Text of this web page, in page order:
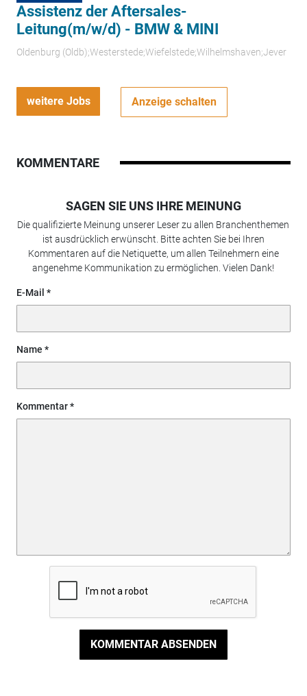
Assistenz der Aftersales-
Leitung(m/w/d) - BMW & MINI
Oldenburg (Oldb);Westerstede;Wiefelstede;Wilhelmshaven;Jever
weitere Jobs Anzeige schalten
KOMMENTARE
SAGEN SIE UNS IHRE MEINUNG
Die qualifizierte Meinung unserer Leser zu allen Branchenthemen
ist ausdrücklich erwünscht. Bitte achten Sie bei Ihren
Kommentaren auf die Netiquette, um allen Teilnehmern eine
angenehme Kommunikation zu ermöglichen. Vielen Dank!
E-Mail
Name
Kommentar
KOMMENTAR ABSENDEN